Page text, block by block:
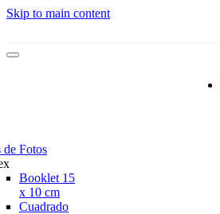
Skip to main content
Fotos
Booklet 15
x 10 cm
Cuadrado